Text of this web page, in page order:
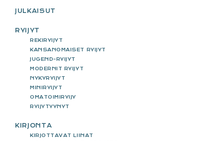
JULKAISUT
RYIJYT
REKIRYIJYT
KANSANOMAISET RYIJYT
JUGEND-RYIJYT
MODERNIT RYIJYT
NYKYRYIJYT
MINIRYIJYT
OMATOIMIRYIJY
RYIJYTYYNYT
KIRJONTA
KIRJOTTAVAT LIINAT